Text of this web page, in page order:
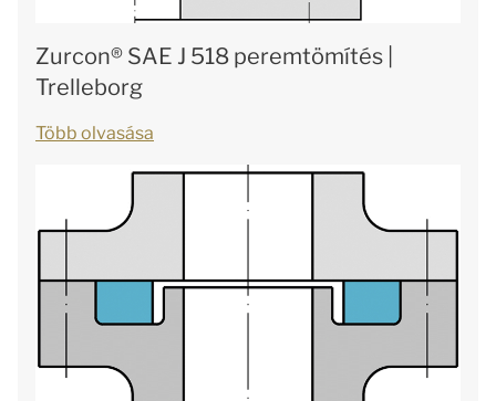
Zurcon® SAE J 518 peremtömítés |
Trelleborg
Több olvasása